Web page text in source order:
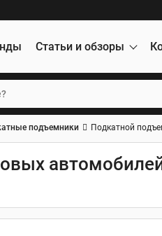
Статьи и обзоры
подъемники Подкатной